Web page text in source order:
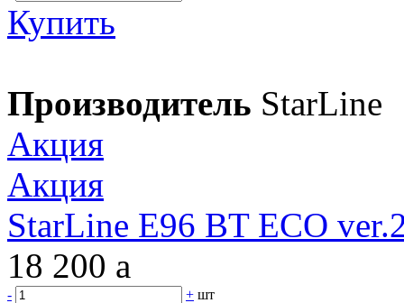
Купить
Производитель StarLine
Акция
Акция
StarLine E96 BT ECO
18 200 a
- + шт